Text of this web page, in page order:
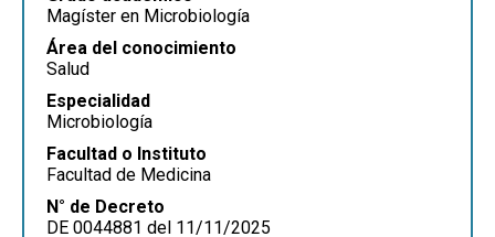
Magíster en Microbiología
Área del conocimiento
Salud
Especialidad
Microbiología
Facultad o Instituto
Facultad de Medicina
N° de Decreto
DE 0044881 del 11/11/2025